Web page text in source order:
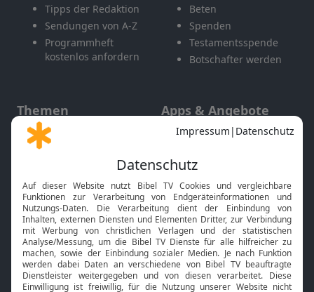
Tipps der Redaktion
Sendungen von A-Z
Programmheft
kostenlos anfordern
Beten
Spenden
Testamentsspende
Botschafter werden
Themen
Gott und Bibel erklärt
Neuigkeiten
Apps & Angebote
Mobile App
Smart TV
HbbTV
Bibelthek Online-Bibel
Nächster Gottesdienst